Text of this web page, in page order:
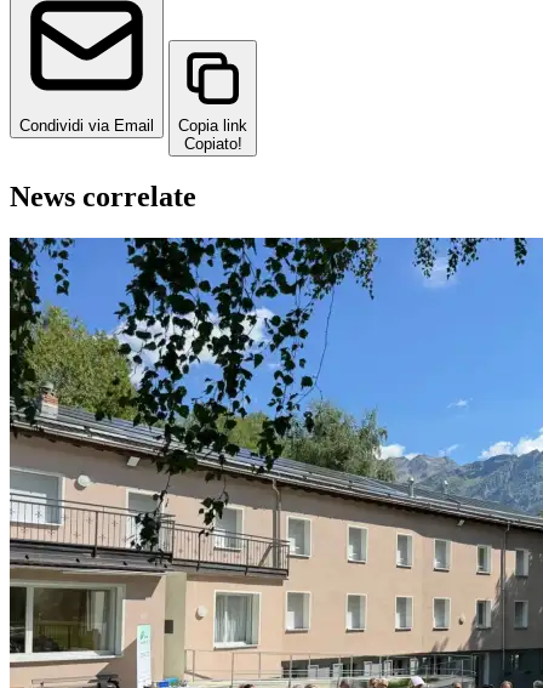
Condividi via Email
Copia link
Copiato!
News correlate